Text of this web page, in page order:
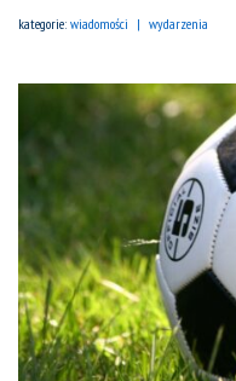
kategorie: wiadomości wydarzenia